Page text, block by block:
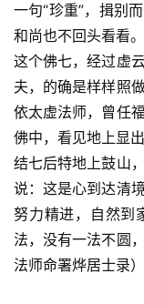
心
乐
菩
提
专
题
公
益
慈
一句“珍重”，揖别
和尚也不回头看看。
这个佛七，经过虚
夫，的确是样样照
依太虚法师，曾任
佛中，看见地上显
结七后特地上鼓山
说：这是心到达清
努力精进，自然到
法，没有一法不圆
法师命署烨居士录）